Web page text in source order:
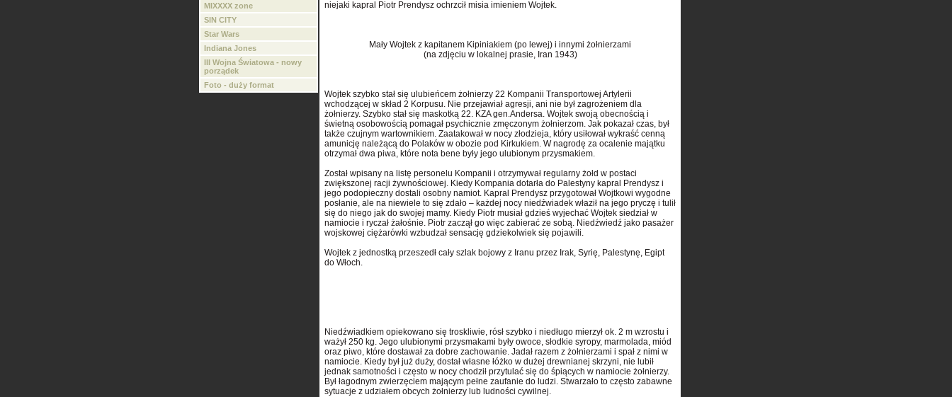
MIXXXX zone
SIN CITY
Star Wars
Indiana Jones
III Wojna Światowa - nowy
porządek
Foto - duży format
niejaki kapral Piotr Prendysz ochrzcił misia imieniem Wojtek.
Mały Wojtek z kapitanem Kipiniakiem (po lewej) i innymi żołnierzami
(na zdjęciu w lokalnej prasie, Iran 1943)
Wojtek szybko stał się ulubieńcem żołnierzy 22 Kompanii Transportowej Artylerii
wchodzącej w skład 2 Korpusu. Nie przejawiał agresji, ani nie był zagrożeniem dla
żołnierzy. Szybko stał się maskotką 22. KZA gen.Andersa. Wojtek swoją obecnością i
świetną osobowością pomagał psychicznie zmęczonym żołnierzom. Jak pokazał czas, był
także czujnym wartownikiem. Zaatakował w nocy złodzieja, który usiłował wykraść cenną
amunicję należącą do Polaków w obozie pod Kirkukiem. W nagrodę za ocalenie majątku
otrzymał dwa piwa, które nota bene były jego ulubionym przysmakiem.
Został wpisany na listę personelu Kompanii i otrzymywał regularny żołd w postaci
zwiększonej racji żywnościowej. Kiedy Kompania dotarła do Palestyny kapral Prendysz i
jego podopieczny dostali osobny namiot. Kapral Prendysz przygotował Wojtkowi wygodne
posłanie, ale na niewiele to się zdało – każdej nocy niedźwiadek właził na jego pryczę i tulił
się do niego jak do swojej mamy. Kiedy Piotr musiał gdzieś wyjechać Wojtek siedział w
namiocie i ryczał żałośnie. Piotr zaczął go więc zabierać ze sobą. Niedźwiedź jako pasażer
wojskowej ciężarówki wzbudzał sensację gdziekolwiek się pojawili.
Wojtek z jednostką przeszedł cały szlak bojowy z Iranu przez Irak, Syrię, Palestynę, Egipt
do Włoch.
Niedźwiadkiem opiekowano się troskliwie, rósł szybko i niedługo mierzył ok. 2 m wzrostu i
ważył 250 kg. Jego ulubionymi przysmakami były owoce, słodkie syropy, marmolada, miód
oraz piwo, które dostawał za dobre zachowanie. Jadał razem z żołnierzami i spał z nimi w
namiocie. Kiedy był już duży, dostał własne łóżko w dużej drewnianej skrzyni, nie lubił
jednak samotności i często w nocy chodził przytulać się do śpiących w namiocie żołnierzy.
Był łagodnym zwierzęciem mającym pełne zaufanie do ludzi. Stwarzało to często zabawne
sytuacje z udziałem obcych żołnierzy lub ludności cywilnej.